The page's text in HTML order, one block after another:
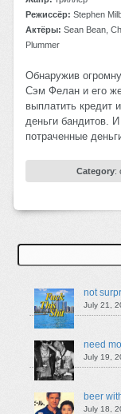
Режиссёр: Stephen
Актёры: Sean Bean,
Plummer
Обнаружив
Сэм Фелан и его
выплатить кредит
деньги бандитов.
потраченные
Category:
Search
not
July 21,
need
July 19,
beer
July 18,